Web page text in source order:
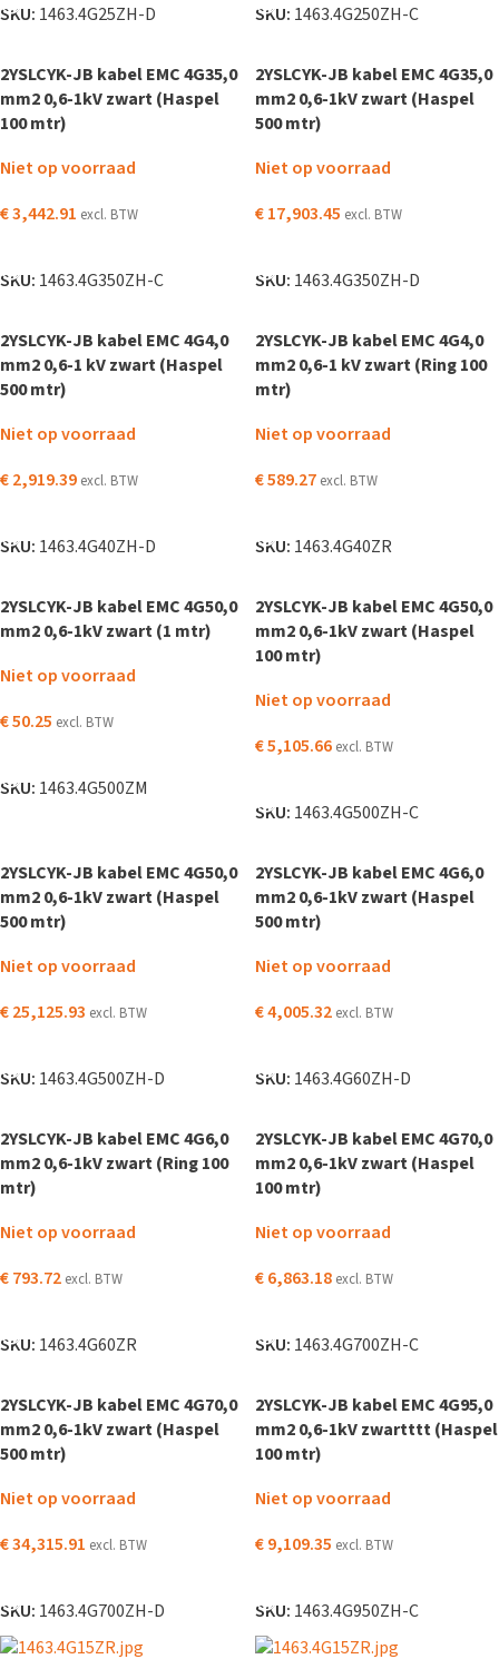
SKU: 1463.4G25ZH-D SKU: 1463.4G250ZH-C
2YSLCYK-JB kabel EMC 4G35,0
mm2 0,6-1kV zwart (Haspel
100 mtr)
Niet op voorraad
€3,442.91 excl. BTW
SKU: 1463.4G350ZH-C
2YSLCYK-JB kabel EMC 4G35,0
mm2 0,6-1kV zwart (Haspel
500 mtr)
Niet op voorraad
€17,903.45 excl. BTW
SKU: 1463.4G350ZH-D
2YSLCYK-JB kabel EMC 4G4,0
mm2 0,6-1 kV zwart (Haspel
500 mtr)
Niet op voorraad
€2,919.39 excl. BTW
SKU: 1463.4G40ZH-D
2YSLCYK-JB kabel EMC 4G4,0
mm2 0,6-1 kV zwart (Ring 100
mtr)
Niet op voorraad
€589.27 excl. BTW
SKU: 1463.4G40ZR
2YSLCYK-JB kabel EMC 4G50,0
mm2 0,6-1kV zwart (1 mtr)
Niet op voorraad
€50.25 excl. BTW
SKU: 1463.4G500ZM
2YSLCYK-JB kabel EMC 4G50,0
mm2 0,6-1kV zwart (Haspel
100 mtr)
Niet op voorraad
€5,105.66 excl. BTW
SKU: 1463.4G500ZH-C
2YSLCYK-JB kabel EMC 4G50,0
mm2 0,6-1kV zwart (Haspel
500 mtr)
Niet op voorraad
€25,125.93 excl. BTW
SKU: 1463.4G500ZH-D
2YSLCYK-JB kabel EMC 4G6,0
mm2 0,6-1kV zwart (Haspel
500 mtr)
Niet op voorraad
€4,005.32 excl. BTW
SKU: 1463.4G60ZH-D
2YSLCYK-JB kabel EMC 4G6,0
mm2 0,6-1kV zwart (Ring 100
mtr)
Niet op voorraad
€793.72 excl. BTW
SKU: 1463.4G60ZR
2YSLCYK-JB kabel EMC 4G70,0
mm2 0,6-1kV zwart (Haspel
100 mtr)
Niet op voorraad
€6,863.18 excl. BTW
SKU: 1463.4G700ZH-C
2YSLCYK-JB kabel EMC 4G70,0
mm2 0,6-1kV zwart (Haspel
500 mtr)
Niet op voorraad
€34,315.91 excl. BTW
SKU: 1463.4G700ZH-D
2YSLCYK-JB kabel EMC 4G95,0
mm2 0,6-1kV zwartttt (Haspel
100 mtr)
Niet op voorraad
€9,109.35 excl. BTW
SKU: 1463.4G950ZH-C